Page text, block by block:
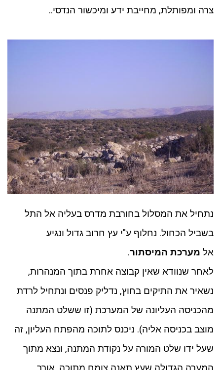
צרה ומפותלת, מחייבת ידע ומיכשור הנדסי..
נתחיל את המסלול בחורבת מדרס בעליה אל התל
בשביל הכחול. נחלוף ע"י עץ חרוב גדול ונגיע
אל מערכת המיסתור.
לאחר שנוודא שאין קבוצה אחרת בתוך המנהרות,
נשאיר את התיקים בחוץ, נדליק פנסים ונתחיל לרדת
מהכניסה העליונה של המערכת (זו ששלט המתנה
מוצב בכניסה אליה). ניכנס לתוכה מהפתח העליון, זה
שעל ידו שלט המורה על נקודת המתנה, ונצא מתוך